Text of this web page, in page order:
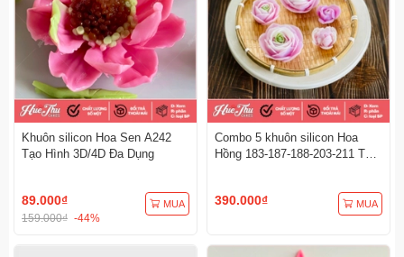
Khuôn silicon Hoa Sen A242
Tạo Hình 3D/4D Đa Dụng
89.000₫
159.000₫ -44%
MUA
Combo 5 khuôn silicon Hoa
Hồng 183-187-188-203-211 Tạo
390.000₫ MUA